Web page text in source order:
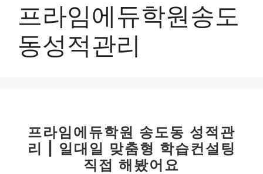
프라임에듀학원송도
동성적관리
프라임에듀학원 송도동 성적관
리 | 일대일 맞춤형 학습컨설팅
직접 해봤어요